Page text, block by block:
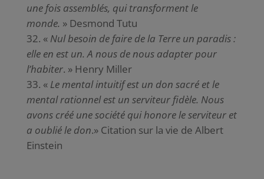
une fois assemblés, qui transforment le
monde. » Desmond Tutu
« Nul besoin de faire de la Terre un paradis :
elle en est un. A nous de nous adapter pour
l’habiter. » Henry Miller
« Le mental intuitif est un don sacré et le
mental rationnel est un serviteur fidèle. Nous
avons créé une société qui honore le serviteur et
a oublié le don.» Citation sur la vie de Albert
Einstein